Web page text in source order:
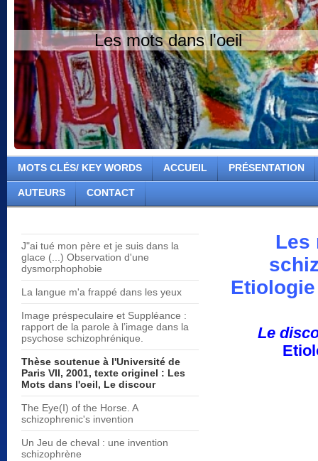
Les mots dans l'oeil
MOTS CLÉS/ KEY WORDS ACCUEIL PRÉSENTATION
AUTEURS CONTACT
J"ai tué mon père et je suis dans la
glace (...) Observation d'une
dysmorphophobie
La langue m'a frappé dans les yeux
Image préspeculaire et Suppléance :
rapport de la parole à l’image dans la
psychose schizophrénique.
Thèse soutenue à l'Université de
Paris VII, 2001, texte originel : Les
Mots dans l'oeil, Le discour
The Eye(I) of the Horse. A
schizophrenic's invention
Un Jeu de cheval : une invention
schizophrène
Les
Le